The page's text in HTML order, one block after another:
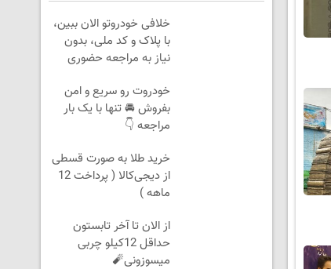
خلافی خودروتو الان ببین،
با پلاک و کد ملی، بدون
نیاز به مراجعه حضوری
خودروت رو سریع و امن
بفروش 🚘 تنها با یک بار
مراجعه 👇
خرید طلا به صورت قسطی
از دیجی‌کالا ( پرداخت 12
ماهه )
از الان تا آخر تابستون
حداقل 12کیلو چربی
میسوزونی🧨